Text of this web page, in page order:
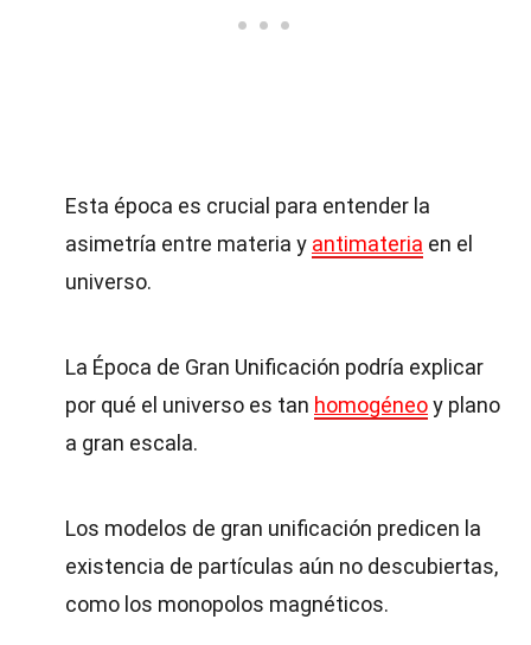
Esta época es crucial para entender la
asimetría entre materia y antimateria en el
universo.
La Época de Gran Unificación podría explicar
por qué el universo es tan homogéneoy plano
a gran escala.
Los modelos de gran unificación predicen la
existencia de partículas aún no descubiertas,
como los monopolos magnéticos.